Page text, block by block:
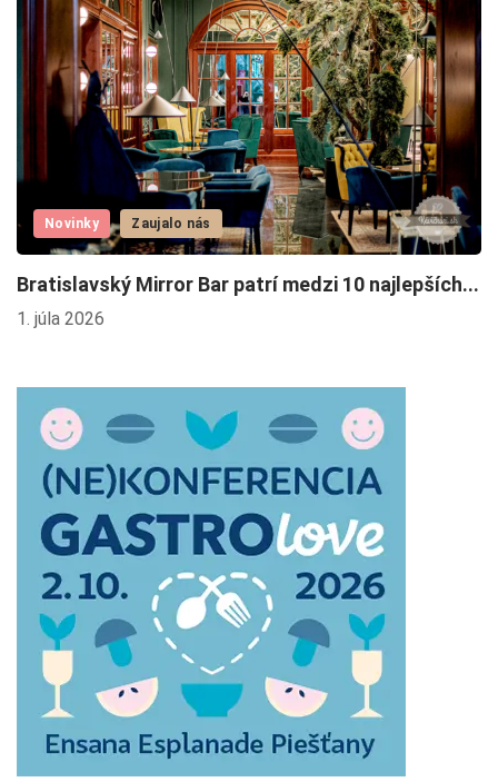
Novinky Zaujalo nás
Bratislavský Mirror Bar patrí medzi 10 najlepších...
1. júla 2026